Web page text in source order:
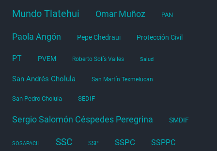
Mundo Tlatehui Omar Muñoz PAN
Paola Angón Pepe Chedraui Protección Civil
PT PVEM Roberto Solís Valles Salud
San Andrés Cholula San Martín Texmelucan
San Pedro Cholula SEDIF
Sergio Salomón Céspedes Peregrina SMDIF
SOSAPACH SSC SSP SSPC SSPPC